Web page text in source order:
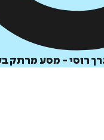
רוסי - מסע מרתק